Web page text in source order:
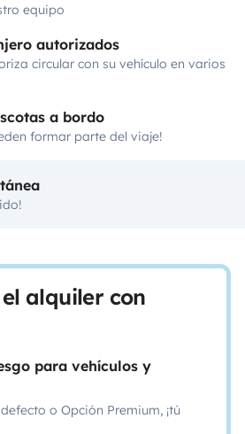
equipo
autorizados
circular con su vehículo en varios
a bordo
formar parte del viaje!
alquiler con
para vehículos y
o Opción Premium, ¡tú